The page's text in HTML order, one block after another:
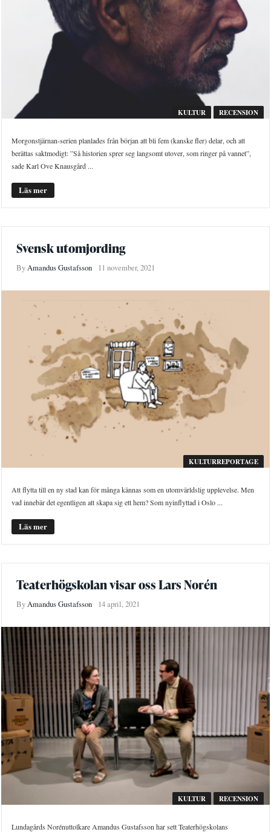
KULTUR RECENSION
Morgonstjärnan-serien planlades från början att bli fem (kanske fler) delar, och att
berättas saktmodigt: ”Så historien sprer seg langsomt utover, som ringer på vannet”,
sade Karl Ove Knausgård ...
Läs mer
Svensk utomjording
ByAmandus Gustafsson 11 november, 2021
KULTURREPORTAGE
Att flytta till en ny stad kan för många kännas som en utomvärldslig upplevelse. Men
vad innebär det egentligen att skapa sig ett hem? Som nyinflyttad i Oslo ...
Läs mer
Teaterhögskolan visar oss Lars Norén
ByAmandus Gustafsson 14 april, 2021
KULTUR RECENSION
Lundagårds Norénuttolkare Amandus Gustafsson har sett Teaterhögskolans